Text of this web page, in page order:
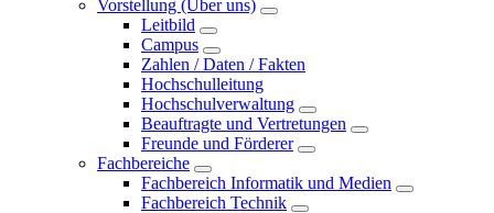
Vorstellung (Über uns)
Leitbild
Campus
Zahlen / Daten / Fakten
Hochschulleitung
Hochschulverwaltung
Beauftragte und Vertretungen
Freunde und Förderer
Fachbereiche
Fachbereich Informatik und Medien
Fachbereich Technik